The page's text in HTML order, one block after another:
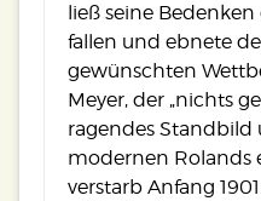
ließ seine
fallen und ebnete
gewünschten
Meyer, der „nichts
ragendes Standbild
modernen Rolands
verstarb Anfang